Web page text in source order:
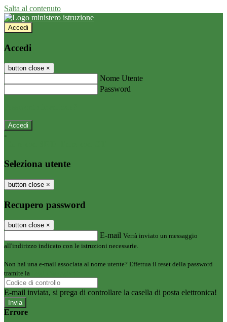
Salta al contenuto
Accedi
Accedi
button close ×
Nome Utente
Password
-
Seleziona utente
button close ×
Recupero password
button close ×
E-mail Verrà inviato un messaggio
all'indirizzo indicato con le istruzioni necessarie.
Non hai una e-mail associata al nome utente? Effettua il reset della password
tramite la
E-mail inviata, si prega di controllare la casella di posta elettronica!
Errore